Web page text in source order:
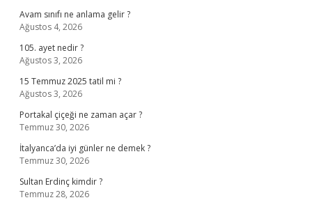
Avam sınıfı ne anlama gelir ?
Ağustos 4, 2026
105. ayet nedir ?
Ağustos 3, 2026
15 Temmuz 2025 tatil mi ?
Ağustos 3, 2026
Portakal çiçeği ne zaman açar ?
Temmuz 30, 2026
İtalyanca’da iyi günler ne demek ?
Temmuz 30, 2026
Sultan Erdinç kimdir ?
Temmuz 28, 2026